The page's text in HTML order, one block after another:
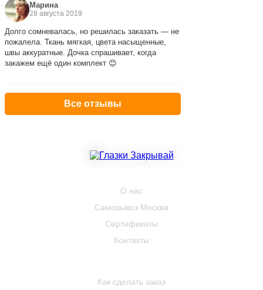
Марина
28 августа 2019
Долго сомневалась, но решилась заказать — не
пожалела. Ткань мягкая, цвета насыщенные,
швы аккуратные. Дочка спрашивает, когда
закажем ещё один комплект 😊
Все отзывы
О нас
Самовывоз Москва
Сертификаты
Контакты
Как сделать заказ